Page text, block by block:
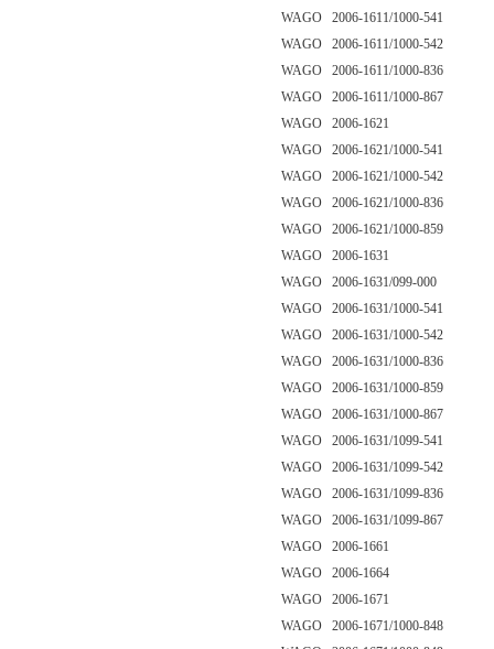
WAGO 2006-1611/1000-541
WAGO 2006-1611/1000-542
WAGO 2006-1611/1000-836
WAGO 2006-1611/1000-867
WAGO 2006-1621
WAGO 2006-1621/1000-541
WAGO 2006-1621/1000-542
WAGO 2006-1621/1000-836
WAGO 2006-1621/1000-859
WAGO 2006-1631
WAGO 2006-1631/099-000
WAGO 2006-1631/1000-541
WAGO 2006-1631/1000-542
WAGO 2006-1631/1000-836
WAGO 2006-1631/1000-859
WAGO 2006-1631/1000-867
WAGO 2006-1631/1099-541
WAGO 2006-1631/1099-542
WAGO 2006-1631/1099-836
WAGO 2006-1631/1099-867
WAGO 2006-1661
WAGO 2006-1664
WAGO 2006-1671
WAGO 2006-1671/1000-848